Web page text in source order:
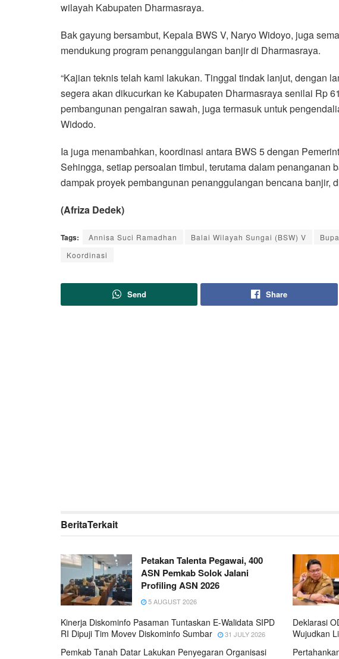
wilayah Kabupaten Dharmasraya.
Bak gayung bersambut, Kepala BWS V, Naryo Widoyo, juga
mendukung program penanggulangan banjir di Dharmasraya.
“Kajian teknis telah kami lakukan. Tinggal tindak lanjut, dengan
segera akan dikucurkan ke Kabupaten Dharmasraya senilai Rp
pembangunan pengairan sawah, juga termasuk untuk
Widodo.
Ia juga menambahkan, koordinasi antara BWS 5 dengan
Sehingga, setiap persoalan timbul, terutama dalam penanganan
dampak proyek pembangunan penanggulangan bencana banjir,
(Afriza Dedek)
Tags: Annisa Suci Ramadhan Balai Wilayah Sungai (BSW) V
Koordinasi
Send Share
BeritaTerkait
Petakan Talenta Pegawai, 400
ASN Pemkab Solok Jalani
Profiling ASN 2026
5 AUGUST 2026
Kinerja Diskominfo Pasaman Tuntaskan E-Walidata SIPD
RI Dipuji Tim Movev Diskominfo Sumbar
31 JULY 2026
Deklarasi
Wujudkan
Pemkab Tanah Datar Lakukan Penyegaran Organisasi